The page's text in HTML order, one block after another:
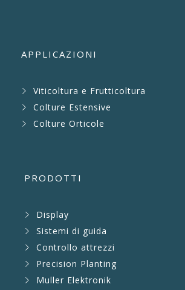
APPLICAZIONI
Viticoltura e Frutticoltura
Colture Estensive
Colture Orticole
PRODOTTI
Display
Sistemi di guida
Controllo attrezzi
Precision Planting
Muller Elektronik